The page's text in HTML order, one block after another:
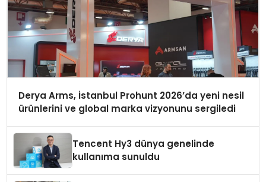
Derya Arms, İstanbul Prohunt 2026’da yeni nesil
ürünlerini ve global marka vizyonunu sergiledi
Tencent Hy3 dünya genelinde
kullanıma sunuldu